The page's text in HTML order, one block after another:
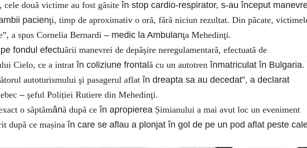
cele două victime au fost găsiteîn stop cardio-respirator, s-au început
pacienţi, timp de aproximativ o oră, fără niciun rezultat. Din păcate,
a spus Cornelia Bernardi – medic la Ambulanţa Mehedinţi.
fondul efectuării manevrei de depăşire neregulamentară, efectuată de
Cielo, ce a intratîn coliziune frontal ă cu un autotrenînmatriculat în Bulgaria.
ătorul autoturismului şi pasagerul aflatîn dreapta sa au decedat”, a declarat
– şeful Poliției Rutiere din Mehedinţi.
o săptămână după ceîn apropierea Șimianului a mai avut loc un eveniment
după ce mașinaîn care se aflau a plonjat în gol de pe un pod aflat peste